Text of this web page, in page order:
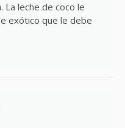
leche de coco le
exótico que le debe